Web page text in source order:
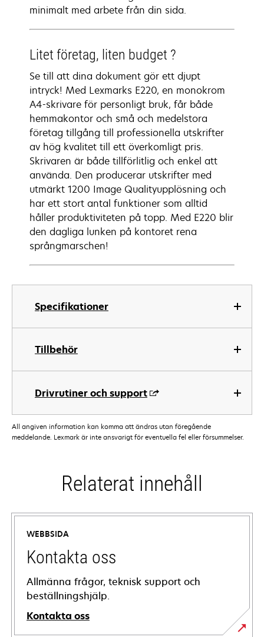
Specifikationer
Tillbehör
Drivrutiner och support
minimalt med arbete från din sida.
Litet företag, liten budget ?
Se till att dina dokument gör ett djupt
intryck! Med Lexmarks E220, en monokrom
A4-skrivare för personligt bruk, får både
hemmakontor och små och medelstora
företag tillgång till professionella utskrifter
av hög kvalitet till ett överkomligt pris.
Skrivaren är både tillförlitlig och enkel att
använda. Den producerar utskrifter med
utmärkt 1200 Image Qualityupplösning och
har ett stort antal funktioner som alltid
håller produktiviteten på topp. Med E220 blir
den dagliga lunken på kontoret rena
språngmarschen!
All angiven information kan komma att ändras utan föregående
meddelande. Lexmark är inte ansvarigt för eventuella fel eller försummelser.
Relaterat innehåll
WEBBSIDA
Kontakta oss
Allmänna frågor, teknisk support och
beställningshjälp.
Kontakta oss